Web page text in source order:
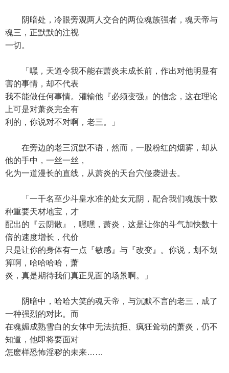
阴暗处，冷眼旁观两人交合的两位魂族强者，魂天帝与
魂三，正默默的注视
一切。
「嘿，天道令我不能在萧炎未成长前，作出对他明显有
害的事情，却不代表
我不能做任何事情。灌输他『必须变强』的信念，这在理论
上可是对萧炎完全有
利的，你说对不对啊，老三。」
在旁边的老三沉默不语，然而，一股粉红的烟雾，却从
他的手中，一丝一丝，
化为一道漫长的直线，从萧炎的天台穴侵袭进去。
「一千名至少斗皇水准的处女元阴，配合我们魂族十数
种重要天材地宝，才
配出的『云阴散』，嘿嘿，萧炎，这是让你的斗气加快数十
倍的速度增长，代价
只是让你的身体有一点『敏感』与『改变』。你说，划不划
算啊，哈哈哈哈，萧
炎，真是期待我们真正见面的场景啊。」
阴暗中，哈哈大笑的魂天帝，与沉默不言的老三，成了
一种强烈的对比。而
在魂媚成熟雪白的女体中无法抗拒、疯狂耸动的萧炎，仍不
知道，他即将要面对
怎麽样恐怖淫秽的未来……